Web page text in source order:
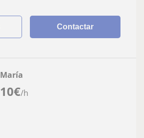
Contactar
10€/h
María